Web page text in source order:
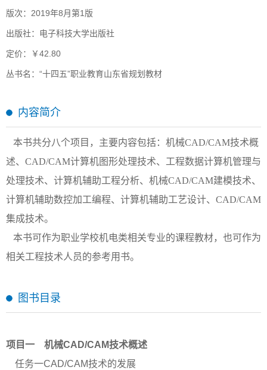
版次：2019年8月第1版
出版社：电子科技大学出版社
定价：￥42.80
丛书名：“十四五”职业教育山东省规划教材
内容简介
本书共分八个项目，主要内容包括：机械CAD/CAM技术概
述、 CAD/CAM计算机图形处理技术、工程数据计算机管理与
处理技术、计算机辅助工程分析、机械CAD/CAM建模技术、
计算机辅助数控加工编程、计算机辅助工艺设计、 CAD/CAM
集成技术。
本书可作为职业学校机电类相关专业的课程教材，也可作为
相关工程技术人员的参考用书。
图书目录
项目一 机械CAD/CAM技术概述
任务一CAD/CAM技术的发展